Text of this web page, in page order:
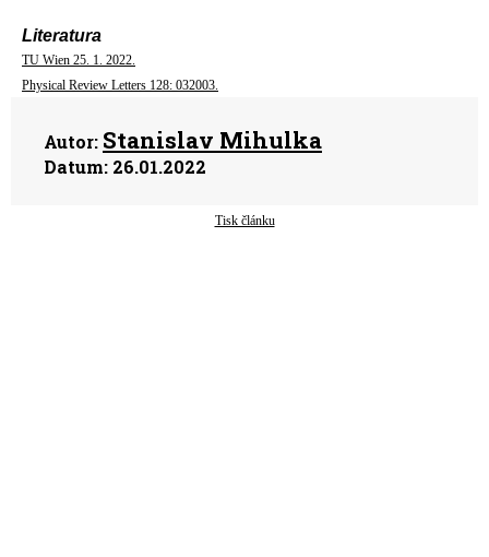
Literatura
TU Wien 25. 1. 2022.
Physical Review Letters 128: 032003.
Autor: Stanislav Mihulka
Datum: 26.01.2022
Tisk článku